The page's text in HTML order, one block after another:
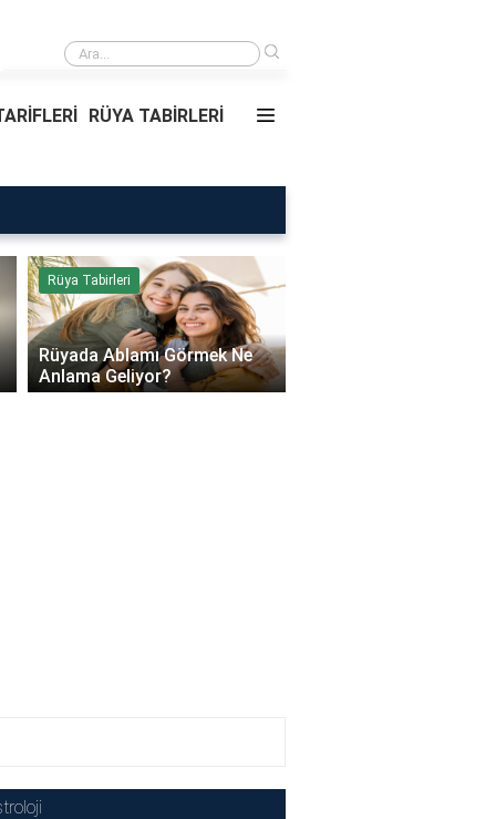
Rüyada Ablamı Görmek Ne Anlama Geliyor?
RÜYA TABİRLERİ
Rüya Tabirleri
Rüyada Ablamı Görmek Ne
Anlama Geliyor?